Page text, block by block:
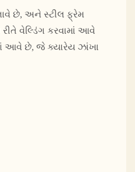
છે, અને સ્ટીલ ફ્રેમ
રીતે વેલ્ડિંગ કરવામાં આવે
આવે છે, જે ક્યારેય ઝાંખા